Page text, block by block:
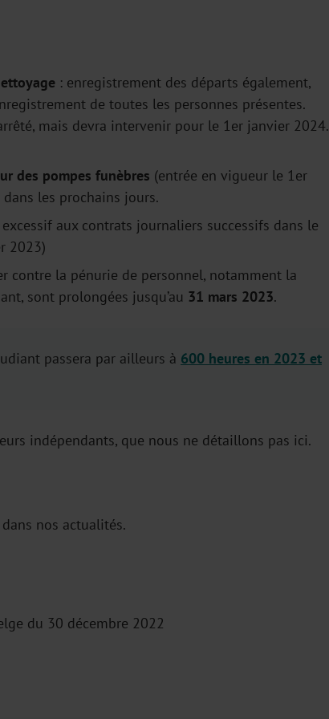
: enregistrement des départs également,
de toutes les personnes présentes.
mais devra intervenir pour le 1er janvier 2024.
des pompes funèbres (entrée en vigueur le 1er
les prochains jours.
aux contrats journaliers successifs dans le
2023)
contre la pénurie de personnel, notamment la
sont prolongées jusqu’au 31 mars 2023.
passera par ailleurs à 600 heures en 2023 et
indépendants, que nous ne détaillons pas ici.
nos actualités.
du 30 décembre 2022